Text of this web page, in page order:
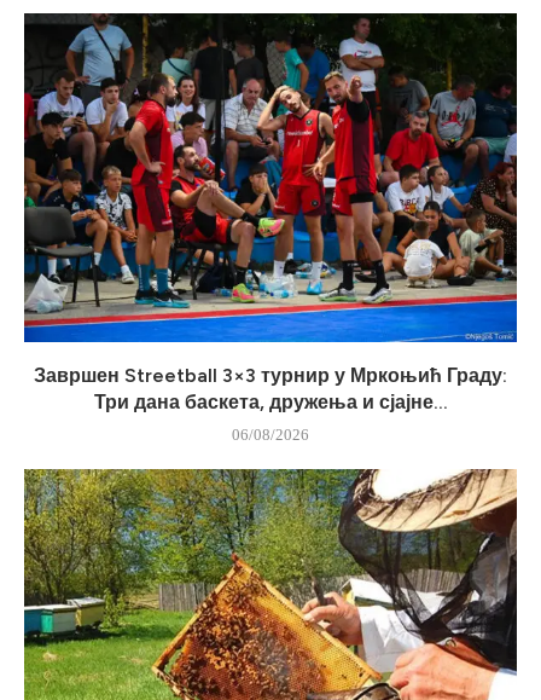
Завршен Streetball 3×3 турнир у Мркоњић Граду:
Три дана баскета, дружења и сјајне...
06/08/2026